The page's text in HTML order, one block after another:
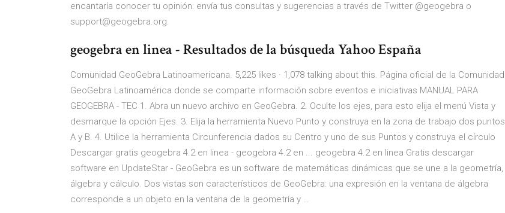
encantaría conocer tu opinión: envía tus consultas y sugerencias a través de Twitter @geogebra o
support@geogebra.org.
geogebra en linea - Resultados de la búsqueda Yahoo España
Comunidad GeoGebra Latinoamericana. 5,225 likes · 1,078 talking about this. Página oficial de la Comunidad
GeoGebra Latinoamérica donde se comparte información sobre eventos e iniciativas MANUAL PARA
GEOGEBRA - TEC 1. Abra un nuevo archivo en GeoGebra. 2. Oculte los ejes, para esto elija el menú Vista y
desmarque la opción Ejes. 3. Elija la herramienta Nuevo Punto y construya en la zona de trabajo dos puntos
A y B. 4. Utilice la herramienta Circunferencia dados su Centro y uno de sus Puntos y construya el círculo
Descargar gratis geogebra 4.2 en linea - geogebra 4.2 en ... geogebra 4.2 en linea Gratis descargar
software en UpdateStar - GeoGebra es un software de matemáticas dinámicas que se une a la geometría,
álgebra y cálculo. Dos vistas son característicos de GeoGebra: una expresión en la ventana de álgebra
corresponde a un objeto en la ventana de la geometría y …